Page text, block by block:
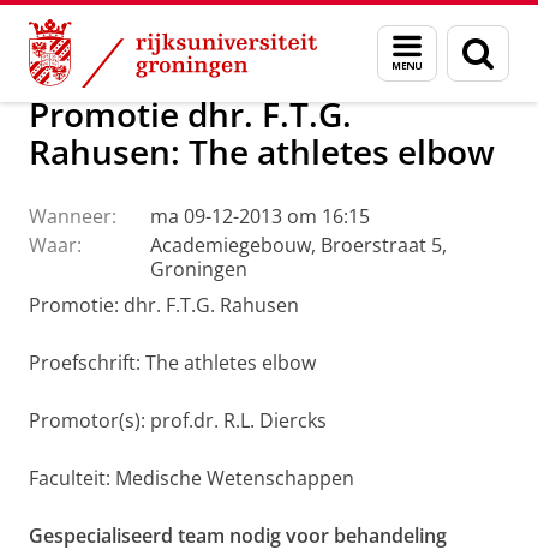
Skip
Content
Skip
Navigation
Menu
en
zoeken
Over ons Actueel Nieuws
Promotie dhr. F.T.G.
Rahusen: The athletes elbow
Wanneer:
ma 09-12-2013 om 16:15
Waar:
Academiegebouw, Broerstraat 5,
Groningen
Promotie: dhr. F.T.G. Rahusen
Proefschrift: The athletes elbow
Promotor(s): prof.dr. R.L. Diercks
Faculteit: Medische Wetenschappen
Gespecialiseerd team nodig voor behandeling